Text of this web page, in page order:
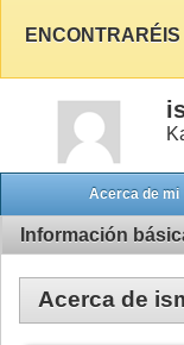
ENCONTRARÉIS
Acerca de mi
Información
Acerca de